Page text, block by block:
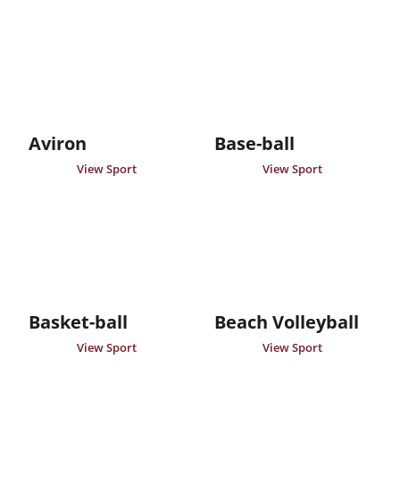
Aviron
View Sport
Base-ball
View Sport
Basket-ball
View Sport
Beach Volleyball
View Sport